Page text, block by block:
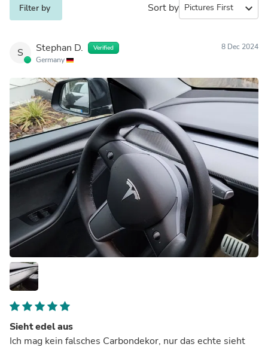
Filter by Sort by expand_more
S Stephan D. Verified
Germany
8 Dec 2024
Sieht edel aus
Ich mag kein falsches Carbondekor, nur das echte sieht